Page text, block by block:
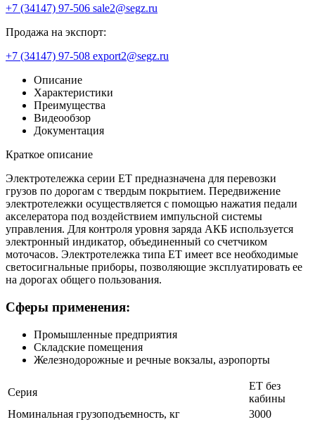
+7 (34147) 97-506 sale2@segz.ru
Продажа на экспорт:
+7 (34147) 97-508 export2@segz.ru
Описание
Характеристики
Преимущества
Видеообзор
Документация
Краткое описание
Электротележка серии ЕТ предназначена для перевозки
грузов по дорогам с твердым покрытием. Передвижение
электротележки осуществляется с помощью нажатия педали
акселератора под воздействием импульсной системы
управления. Для контроля уровня заряда АКБ используется
электронный индикатор, объединенный со счетчиком
моточасов. Электротележка типа ЕТ имеет все необходимые
светосигнальные приборы, позволяющие эксплуатировать ее
на дорогах общего пользования.
Сферы применения:
Промышленные предприятия
Складские помещения
Железнодорожные и речные вокзалы, аэропорты
Серия
ЕТ без
кабины
Номинальная грузоподъемность, кг
3000